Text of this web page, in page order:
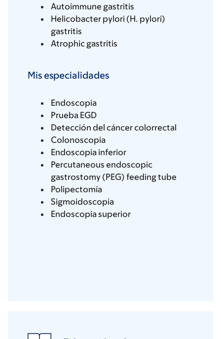
Autoimmune gastritis
Helicobacter pylori (H. pylori)
gastritis
Atrophic gastritis
Mis especialidades
Endoscopia
Prueba EGD
Detección del cáncer colorrectal
Colonoscopia
Endoscopia inferior
Percutaneous endoscopic
gastrostomy (PEG) feeding tube
Polipectomía
Sigmoidoscopia
Endoscopia superior